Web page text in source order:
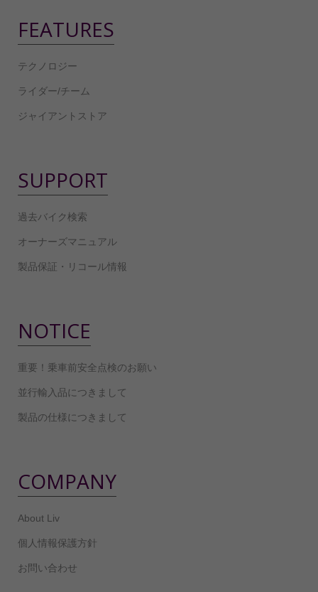
FEATURES
テクノロジー
ライダー/チーム
ジャイアントストア
SUPPORT
過去バイク検索
オーナーズマニュアル
製品保証・リコール情報
NOTICE
重要！乗車前安全点検のお願い
並行輸入品につきまして
製品の仕様につきまして
COMPANY
About Liv
個人情報保護方針
お問い合わせ